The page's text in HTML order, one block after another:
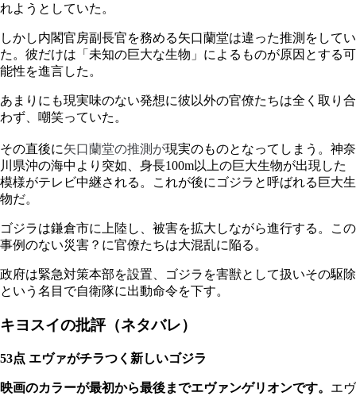
れようとしていた。
しかし内閣官房副長官を務める矢口蘭堂は違った推測をしてい
た。彼だけは「未知の巨大な生物」によるものが原因とする可
能性を進言した。
あまりにも現実味のない発想に彼以外の官僚たちは全く取り合
わず、嘲笑っていた。
その直後に矢口蘭堂の推測が現実のものとなってしまう。神奈
川県沖の海中より突如、身長100m以上の巨大生物が出現した
模様がテレビ中継される。これが後にゴジラと呼ばれる巨大生
物だ。
ゴジラは鎌倉市に上陸し、被害を拡大しながら進行する。この
事例のない災害？に官僚たちは大混乱に陥る。
政府は緊急対策本部を設置、ゴジラを害獣として扱いその駆除
という名目で自衛隊に出動命令を下す。
キヨスイの批評（ネタバレ）
53点 エヴァがチラつく新しいゴジラ
映画のカラーが最初から最後までエヴァンゲリオンです。 エヴ